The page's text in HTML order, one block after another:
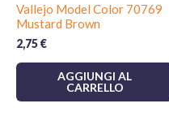
Vallejo Model Color 70769
Mustard Brown
2,75€
AGGIUNGI AL
CARRELLO